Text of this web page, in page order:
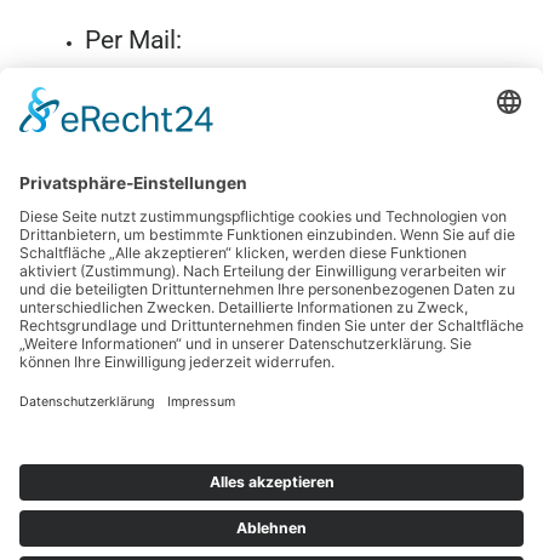
Per Mail:
Per Telefon:
VERÖFFENTLICHT INCONTENT-UPDATE
Suchen